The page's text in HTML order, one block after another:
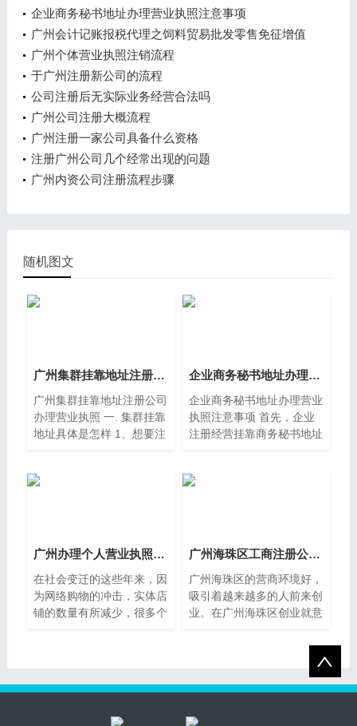
企业商务秘书地址办理营业执照注意事项
广州会计记账报税代理之饲料贸易批发零售免征增值
税？
广州个体营业执照注销流程
于广州注册新公司的流程
公司注册后无实际业务经营合法吗
广州公司注册大概流程
广州注册一家公司具备什么资格
注册广州公司几个经常出现的问题
广州内资公司注册流程步骤
随机图文
广州集群挂靠地址注册公司办理营业执照
广州集群挂靠地址注册公司
办理营业执照 一. 集群挂靠
地址具体是怎样 1、想要注
可以尝试用集群挂靠地址注
企业商务秘书地址办理营业执照注意事项
企业商务秘书地址办理营业
执照注意事项 首先，企业
注册经营挂靠商务秘书地址
书地址办理营业执照成本
广州办理个人营业执照注销流程
在社会变迁的这些年来，因
为网络购物的冲击，实体店
铺的数量有所减少，很多个
广州海珠区工商注册公司流程
广州海珠区的营商环境好，
吸引着越来越多的人前来创
业。在广州海珠区创业就意
么，在海珠区申请注册公司
难吗，下面我们就来进行介
绍。 目前海珠区申请注册
公